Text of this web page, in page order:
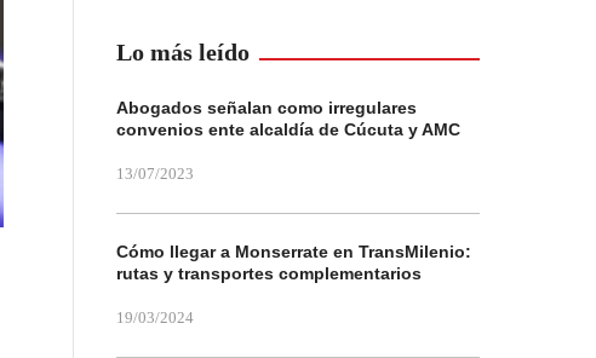
Lo más leído
Abogados señalan como irregulares
convenios ente alcaldía de Cúcuta y AMC
13/07/2023
Cómo llegar a Monserrate en TransMilenio:
rutas y transportes complementarios
19/03/2024